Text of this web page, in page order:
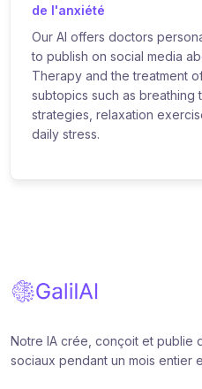
de l'anxiété
Our AI offers doctors
to publish on social media
Therapy and the treatment
subtopics such as breathing
strategies, relaxation
daily stress.
Notre IA crée, conçoit et publie
sociaux pendant un mois entier